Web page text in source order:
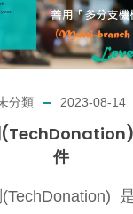
分類 2023-08-14
(TechDonation)
件